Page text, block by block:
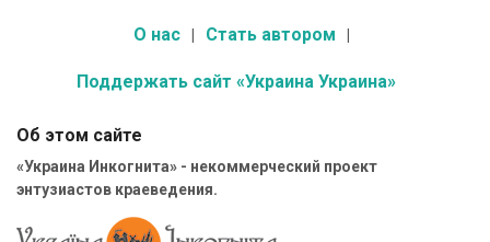
О нас Стать автором
Поддержать сайт «Украина Украина»
Об этом сайте
«Украина Инкогнита» - некоммерческий проект
энтузиастов краеведения.